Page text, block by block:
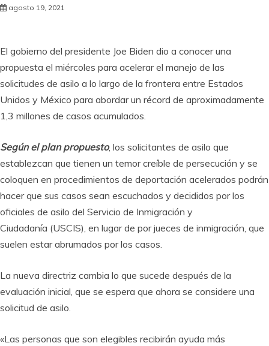
agosto 19, 2021
El gobierno del presidente Joe Biden dio a conocer una
propuesta el miércoles para acelerar el manejo de las
solicitudes de asilo a lo largo de la frontera entre Estados
Unidos y México para abordar un récord de aproximadamente
1,3 millones de casos acumulados.
Según el plan propuesto, los solicitantes de asilo que
establezcan que tienen un temor creíble de persecución y se
coloquen en procedimientos de deportación acelerados podrán
hacer que sus casos sean escuchados y decididos por los
oficiales de asilo del Servicio de Inmigración y
Ciudadanía (USCIS), en lugar de por jueces de inmigración, que
suelen estar abrumados por los casos.
La nueva directriz cambia lo que sucede después de la
evaluación inicial, que se espera que ahora se considere una
solicitud de asilo.
«Las personas que son elegibles recibirán ayuda más